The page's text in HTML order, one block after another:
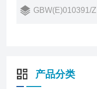
产品分类